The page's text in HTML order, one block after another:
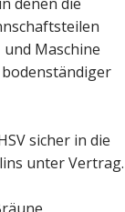
Maschine
sicher in die
unter Vertrag.